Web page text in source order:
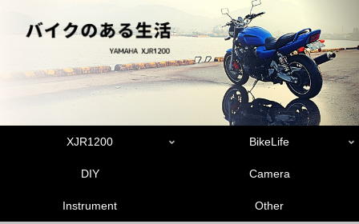
XJR1200 BikeLife
DIY Camera
Instrument Other